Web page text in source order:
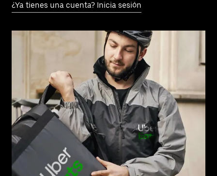
¿Ya tienes una cuenta? Inicia sesión